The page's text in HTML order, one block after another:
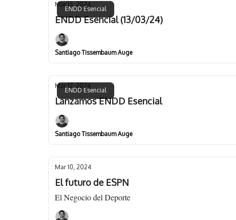
ENDD Esencial
Mar 13, 2024
ENDD Esencial (13/03/24)
Santiago Tissembaum Auge
ENDD Esencial
Mar 12, 2024
Lanzamos ENDD Esencial
Santiago Tissembaum Auge
Mar 10, 2024
El futuro de ESPN
El Negocio del Deporte